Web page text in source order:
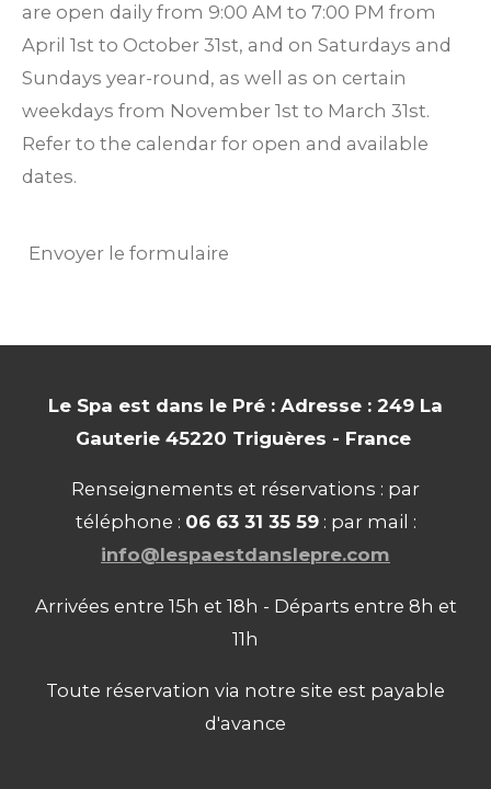
are open daily from 9:00 AM to 7:00 PM from
April 1st to October 31st, and on Saturdays and
Sundays year-round, as well as on certain
weekdays from November 1st to March 31st.
Refer to the calendar for open and available
dates.
Envoyer le formulaire
Le Spa est dans le Pré : Adresse : 249 La
Gauterie 45220 Triguères - France
Renseignements et réservations : par
téléphone : 06 63 31 35 59: par mail :
info@lespaestdanslepre.com
Arrivées entre 15h et 18h - Départs entre 8h et
11h
Toute réservation via notre site est payable
d'avance